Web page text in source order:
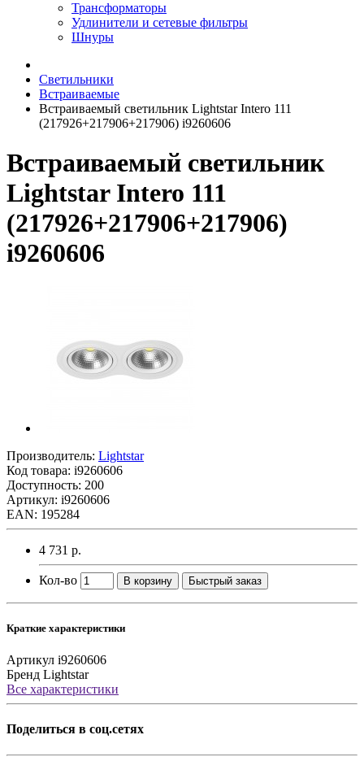
Трансформаторы
Удлинители и сетевые фильтры
Шнуры
Светильники
Встраиваемые
Встраиваемый светильник Lightstar Intero 111
(217926+217906+217906) i9260606
Встраиваемый светильник
Lightstar Intero 111
(217926+217906+217906)
i9260606
Производитель: Lightstar
Код товара: i9260606
Доступность: 200
Артикул: i9260606
EAN: 195284
4 731 р.
Кол-во В корзину Быстрый заказ
Краткие характеристики
Артикул i9260606
Бренд Lightstar
Все характеристики
Поделиться в соц.сетях